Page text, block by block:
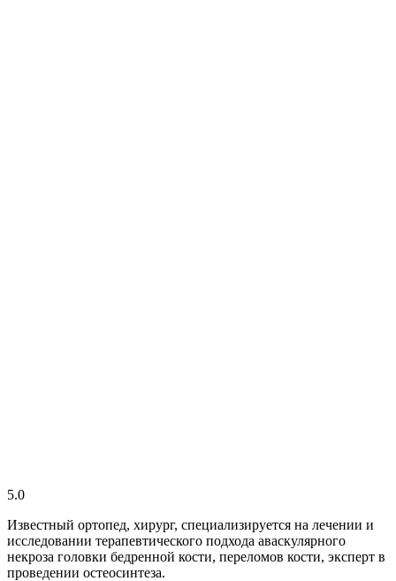
5.0
Известный ортопед, хирург, специализируется на лечении и
исследовании терапевтического подхода аваскулярного
некроза головки бедренной кости, переломов кости, эксперт в
проведении остеосинтеза.